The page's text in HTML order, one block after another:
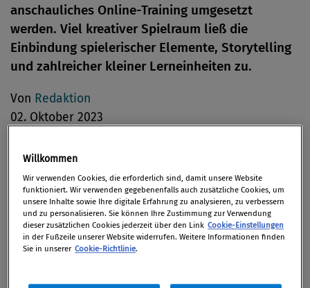
anschauliches Online-Training umgesetzt
werden. Viel kreativer Spielraum ließ die
Einbindung spielerischer Elemente, Storytelling
und zahlreicher kleiner Lerneinheiten zu.
Von Redaktion
02. Oktober 2023
Compliance Themen online zu vermitteln stellt
häuftig eine besondere Herausforderung dar, da
sich die Begeisterung der Mitarbeitenden für
Richtlinien und Regeln üblicherweise in Grenzen
Willkommen
Wir verwenden Cookies, die erforderlich sind, damit unsere Website
funktioniert. Wir verwenden gegebenenfalls auch zusätzliche Cookies, um
unsere Inhalte sowie Ihre digitale Erfahrung zu analysieren, zu verbessern
und zu personalisieren. Sie können Ihre Zustimmung zur Verwendung
dieser zusätzlichen Cookies jederzeit über den Link Cookie-Einstellungen
in der Fußzeile unserer Website widerrufen. Weitere Informationen finden
Sie in unserer Cookie-Richtlinie.